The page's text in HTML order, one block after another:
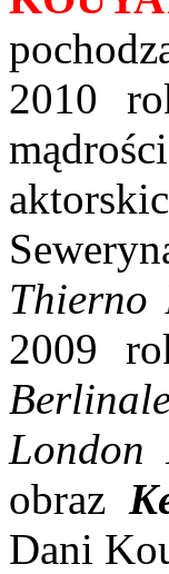
2010
Thierno
2009
London
obraz
Dani